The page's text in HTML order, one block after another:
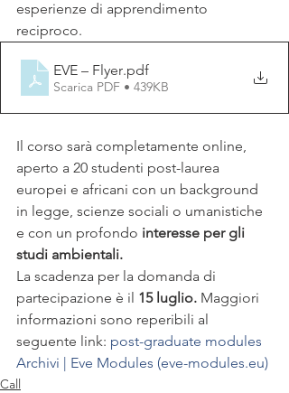
esperienze di apprendimento
reciproco.
EVE – Flyer.pdf
Scarica PDF • 439KB
Il corso sarà completamente online,
aperto a 20 studenti post-laurea
europei e africani con un background
in legge, scienze sociali o umanistiche
e con un profondo interesse per gli
studi ambientali.
La scadenza per la domanda di
partecipazione è il 15 luglio. Maggiori
informazioni sono reperibili al
seguente link: post-graduate modules
Archivi | Eve Modules (eve-modules.eu)
Call